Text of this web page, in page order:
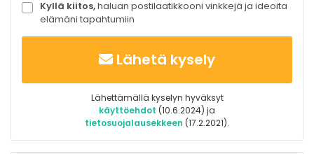
Kyllä kiitos,haluan postilaatikkooni vinkkejä ja ideoita
elämäni tapahtumiin
Lähetä kysely
Lähettämällä kyselyn hyväksyt
käyttöehdot (10.6.2024) ja
tietosuojalausekkeen (17.2.2021).